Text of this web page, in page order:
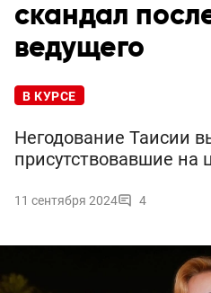
скандал
ведущего
В КУРСЕ
Негодование Таисии
присутствовавшие на
11 сентября 2024 4